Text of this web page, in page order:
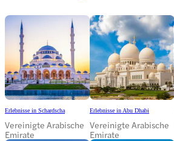
Erlebnisse in Schardscha
Vereinigte Arabische
Emirate
Erlebnisse in Abu Dhabi
Vereinigte Arabische
Emirate